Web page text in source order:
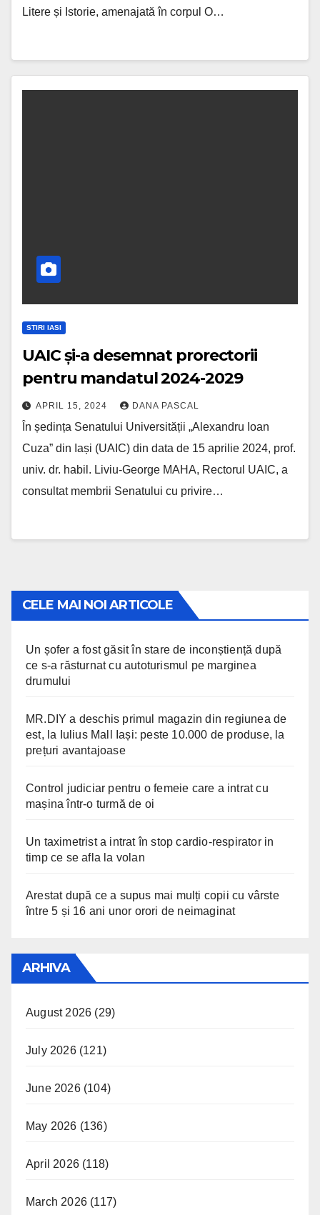
Litere și Istorie, amenajată în corpul O…
STIRI IASI
UAIC și-a desemnat prorectorii
pentru mandatul 2024-2029
APRIL 15, 2024 DANA PASCAL
În ședința Senatului Universității „Alexandru Ioan
Cuza” din Iași (UAIC) din data de 15 aprilie 2024, prof.
univ. dr. habil. Liviu-George MAHA, Rectorul UAIC, a
consultat membrii Senatului cu privire…
CELE MAI NOI ARTICOLE
Un șofer a fost găsit în stare de inconștiență după
ce s-a răsturnat cu autoturismul pe marginea
drumului
MR.DIY a deschis primul magazin din regiunea de
est, la Iulius Mall Iași: peste 10.000 de produse, la
prețuri avantajoase
Control judiciar pentru o femeie care a intrat cu
mașina într-o turmă de oi
Un taximetrist a intrat în stop cardio-respirator in
timp ce se afla la volan
Arestat după ce a supus mai mulți copii cu vârste
între 5 și 16 ani unor orori de neimaginat
ARHIVA
August 2026 (29)
July 2026(121)
June 2026(104)
May 2026 (136)
April 2026 (118)
March 2026 (117)